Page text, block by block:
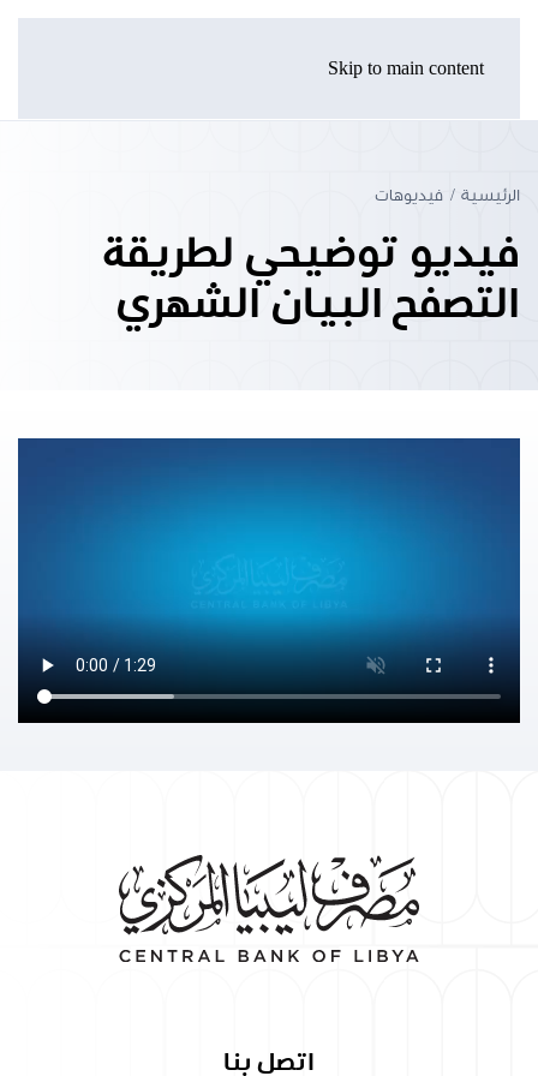
Skip to main content
الرئيسية فيديوهات
فيديو توضيحي لطريقة
التصفح البيان الشهري
اتصل بنا